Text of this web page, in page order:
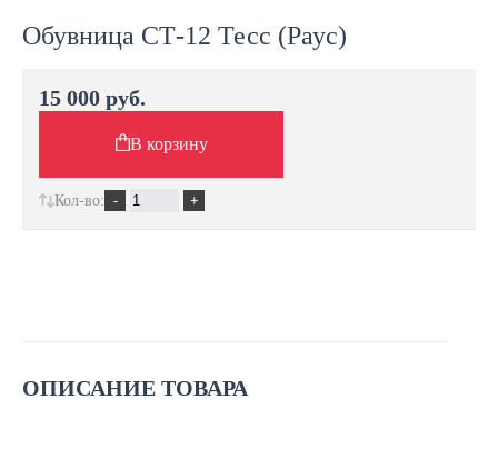
Обувница СТ-12 Тесс (Раус)
ОПИСАНИЕ ТОВАРА
15 000 руб.
В корзину
Кол-во: